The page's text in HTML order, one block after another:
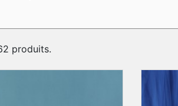
produits.